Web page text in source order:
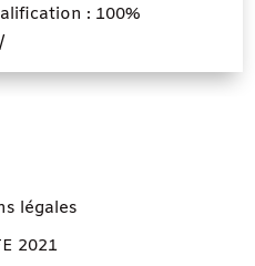
: 100%
légales
2021